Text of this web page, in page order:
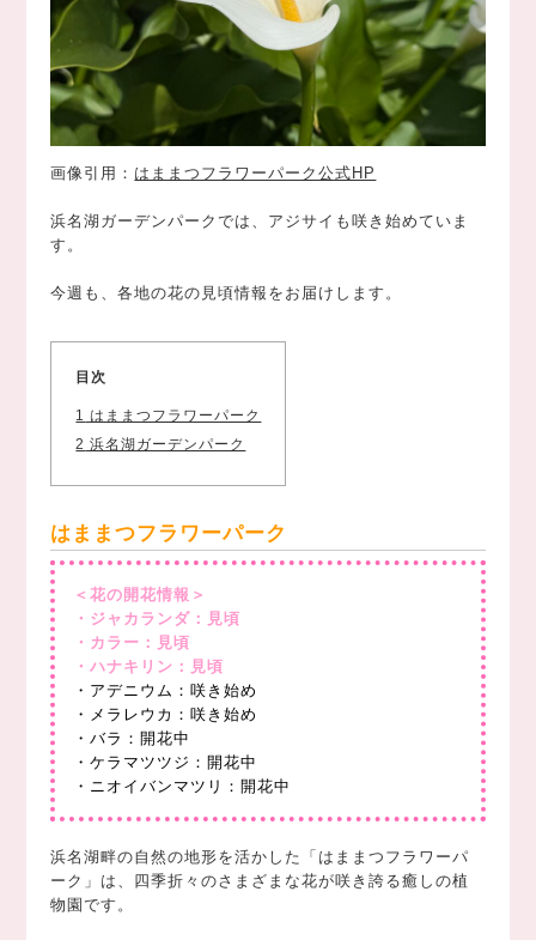
画像引用： はままつフラワーパーク公式HP
浜名湖ガーデンパークでは、アジサイも咲き始めていま
す。
今週も、各地の花の見頃情報をお届けします。
目次
1 はままつフラワーパーク
2 浜名湖ガーデンパーク
はままつフラワーパーク
＜花の開花情報＞
・ジャカランダ：見頃
・カラー：見頃
・ハナキリン：見頃
・アデニウム：咲き始め
・メラレウカ：咲き始め
・バラ：開花中
・ケラマツツジ：開花中
・ニオイバンマツリ：開花中
浜名湖畔の自然の地形を活かした「はままつフラワーパ
ーク」は、四季折々のさまざまな花が咲き誇る癒しの植
物園です。